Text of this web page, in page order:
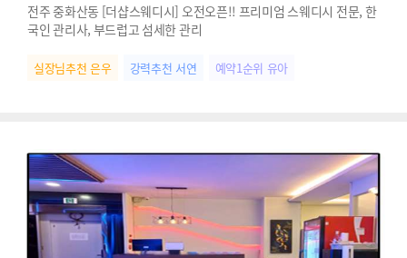
전주 중화산동 [더샵스웨디시] 오전오픈!! 프리미엄 스웨디시 전문, 한
국인 관리사, 부드럽고 섬세한 관리
실장님추천 은우 강력추천 서연 예약1순위 유아